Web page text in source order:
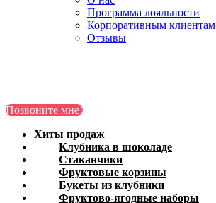
шоколаде
Хиты продаж
Стаканчики
Фруктовые
корзины
Букеты из
Программа лояльности
Корпоративным клиентам
Отзывы
Позвоните мне!
Хиты продаж
Клубника в шоколаде
Стаканчики
Фруктовые корзины
Букеты из клубники
Фруктово-ягодные наборы